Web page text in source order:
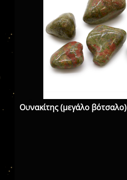
Ουνακίτης (μεγάλο βότσαλο)